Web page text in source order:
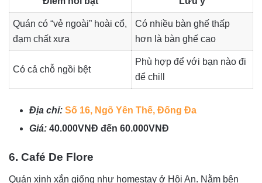
Quán có “vẻ ngoài” hoài cổ,
đạm chất xưa
Có nhiều bàn ghế thấp
hơn là bàn ghế cao
Có cả chỗ ngồi bệt
Phù hợp để với bạn nào đi
để chill
Địa chỉ: Số 16, Ngõ Yên Thế, Đống Đa
Giá: 40.000VNĐ đến 60.000VNĐ
6. Café De Flore
Quán xinh xắn giống như homestay ở Hội An. Nằm bên